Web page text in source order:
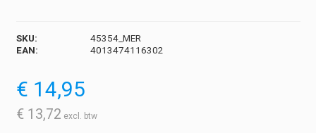
SKU:
45354_MER
EAN:
4013474116302
€ 14,95
€ 13,72